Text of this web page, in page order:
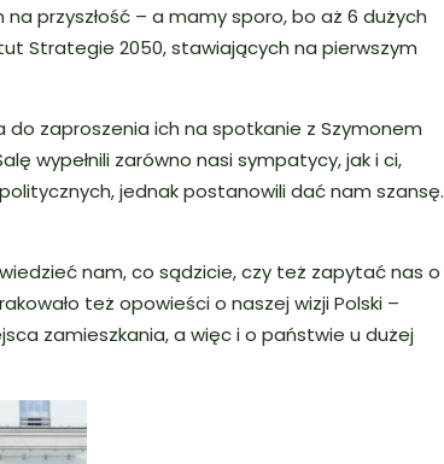
przyszłość – a mamy sporo, bo aż 6 dużych
Strategie 2050, stawiających na pierwszym
zaproszenia ich na spotkanie z Szymonem
wypełnili zarówno nasi sympatycy, jak i ci,
jednak postanowili dać nam szansę.
nam, co sądzicie, czy też zapytać nas o
też opowieści o naszej wizji Polski –
zamieszkania, a więc i o państwie u dużej